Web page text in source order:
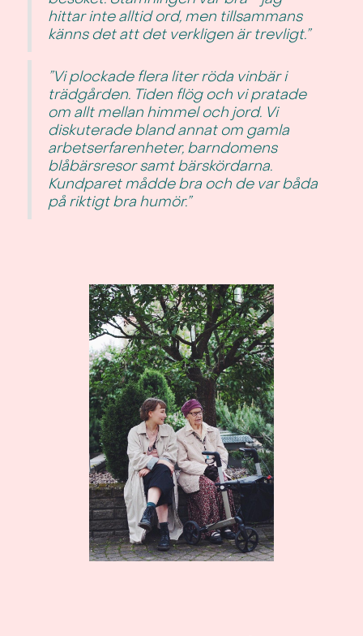
hittar inte alltid ord, men tillsammans
känns det att det verkligen är trevligt.”
”Vi plockade flera liter röda vinbär i
trädgården. Tiden flög och vi pratade
om allt mellan himmel och jord. Vi
diskuterade bland annat om gamla
arbetserfarenheter, barndomens
blåbärsresor samt bärskördarna.
Kundparet mådde bra och de var båda
på riktigt bra humör.”